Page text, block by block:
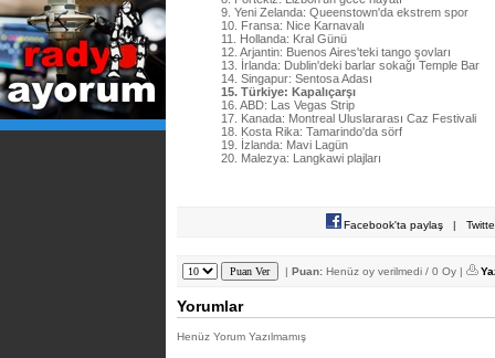
9. Yeni Zelanda: Queenstown'da ekstrem spor
10. Fransa: Nice Karnavalı
11. Hollanda: Kral Günü
12. Arjantin: Buenos Aires'teki tango şovları
13. İrlanda: Dublin'deki barlar sokağı Temple Bar
14. Singapur: Sentosa Adası
15. Türkiye: Kapalıçarşı
16. ABD: Las Vegas Strip
17. Kanada: Montreal Uluslararası Caz Festivali
18. Kosta Rika: Tamarindo'da sörf
19. İzlanda: Mavi Lagün
20. Malezya: Langkawi plajları
Facebook'ta paylaş |
| Puan: Henüz oy verilmedi / 0 Oy |
Yorumlar
Henüz Yorum Yazılmamış